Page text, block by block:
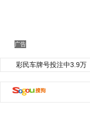
广告
彩民车牌号投注中3.9万